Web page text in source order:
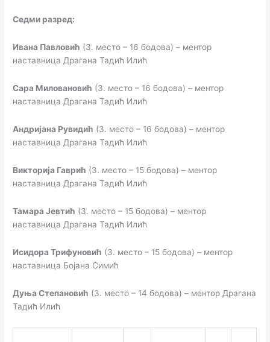
Седми разред:
Ивана Павловић (3. место – 16 бодова) – ментор
наставница Драгана Тадић Илић
Сара Миловановић (3. место – 16 бодова) – ментор
наставница Драгана Тадић Илић
Андријана Рувидић (3. место – 16 бодова) – ментор
наставница Драгана Тадић Илић
Викторија Гаврић (3. место – 15 бодова) – ментор
наставница Драгана Тадић Илић
Тамара Јевтић (3. место – 15 бодова) – ментор
наставница Драгана Тадић Илић
Исидора Трифуновић (3. место – 15 бодова) – ментор
наставница Бојана Симић
Дуња Степановић (3. место – 14 бодова) – ментор Драгана
Тадић Илић